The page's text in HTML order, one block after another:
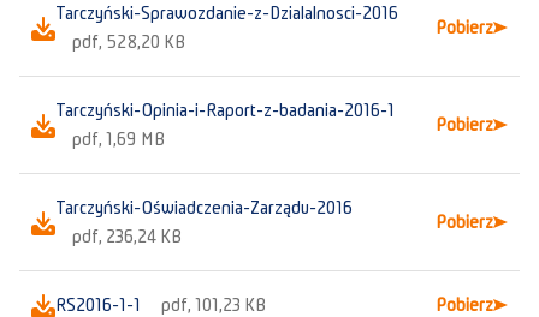
Tarczyński-Sprawozdanie-z-Dzialalnosci-2016
pdf, 528,20 KB
Pobierz
Tarczyński-Opinia-i-Raport-z-badania-2016-1
pdf, 1,69 MB
Pobierz
Tarczyński-Oświadczenia-Zarządu-2016
pdf, 236,24 KB
Pobierz
RS2016-1-1 pdf, 101,23 KB Pobierz